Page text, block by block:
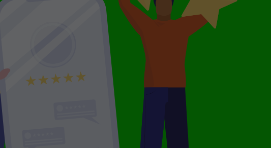
legno, completo di sponde
con materasso
Noleggio minimo 7
euro.